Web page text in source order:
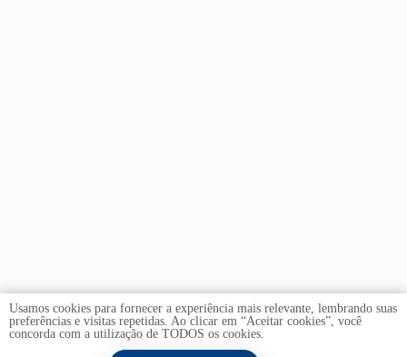
Usamos cookies para fornecer a experiência mais relevante, lembrando suas
preferências e visitas repetidas. Ao clicar em “Aceitar cookies”, você
concorda com a utilização de TODOS os cookies.